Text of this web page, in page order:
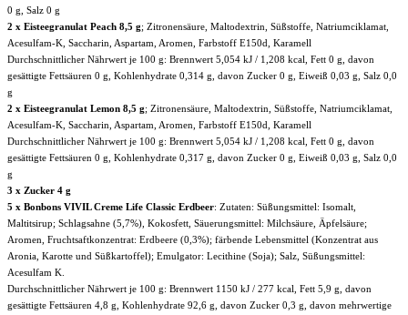
0 g, Salz 0 g
2 x Eisteegranulat Peach 8,5 g; Zitronensäure, Maltodextrin, Süßstoffe, Natriumciklamat,
Acesulfam-K, Saccharin, Aspartam, Aromen, Farbstoff E150d, Karamell
Durchschnittlicher Nährwert je 100 g: Brennwert 5,054 kJ / 1,208 kcal, Fett 0 g, davon
gesättigte Fettsäuren 0 g, Kohlenhydrate 0,314 g, davon Zucker 0 g, Eiweiß 0,03 g, Salz 0,0
g
2 x Eisteegranulat Lemon 8,5 g; Zitronensäure, Maltodextrin, Süßstoffe, Natriumciklamat,
Acesulfam-K, Saccharin, Aspartam, Aromen, Farbstoff E150d, Karamell
Durchschnittlicher Nährwert je 100 g: Brennwert 5,054 kJ / 1,208 kcal, Fett 0 g, davon
gesättigte Fettsäuren 0 g, Kohlenhydrate 0,317 g, davon Zucker 0 g, Eiweiß 0,03 g, Salz 0,0
g
3 x Zucker 4 g
5 x Bonbons VIVIL Creme Life Classic Erdbeer: Zutaten: Süßungsmittel: Isomalt,
Maltitsirup; Schlagsahne (5,7%), Kokosfett, Säuerungsmittel: Milchsäure, Äpfelsäure;
Aromen, Fruchtsaftkonzentrat: Erdbeere (0,3%); färbende Lebensmittel (Konzentrat aus
Aronia, Karotte und Süßkartoffel); Emulgator: Lecithine (Soja); Salz, Süßungsmittel:
Acesulfam K.
Durchschnittlicher Nährwert je 100 g: Brennwert 1150 kJ / 277 kcal, Fett 5,9 g, davon
gesättigte Fettsäuren 4,8 g, Kohlenhydrate 92,6 g, davon Zucker 0,3 g, davon mehrwertige